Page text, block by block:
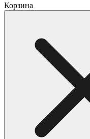
Корзина